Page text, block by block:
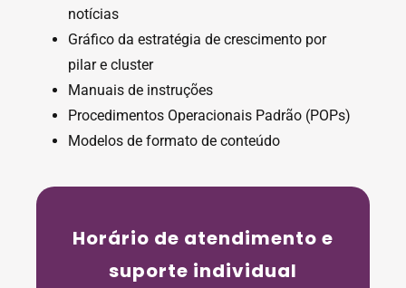
notícias
Gráfico da estratégia de crescimento por
pilar e cluster
Manuais de instruções
Procedimentos Operacionais Padrão (POPs)
Modelos de formato de conteúdo
Horário de atendimento e
suporte individual